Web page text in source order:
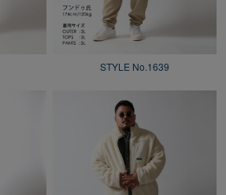
STYLE No.1639